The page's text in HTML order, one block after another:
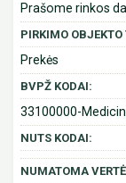
Prašome rinkos
PIRKIMO OBJEKTO
Prekės
BVPŽ KODAI:
33100000-
NUTS KODAI:
NUMATOMA